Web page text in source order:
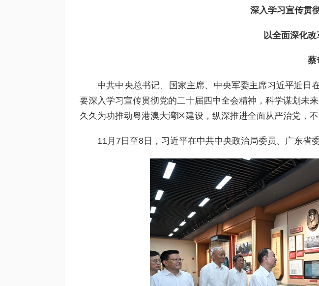
深入学习宣传贯
以全面深化
蔡
中共中央总书记、国家主席、中央军委主席习近平近日
要深入学习宣传贯彻党的二十届四中全会精神，科学谋划未
久久为功推动粤港澳大湾区建设，纵深推进全面从严治党，
11月7日至8日，习近平在中共中央政治局委员、广东省